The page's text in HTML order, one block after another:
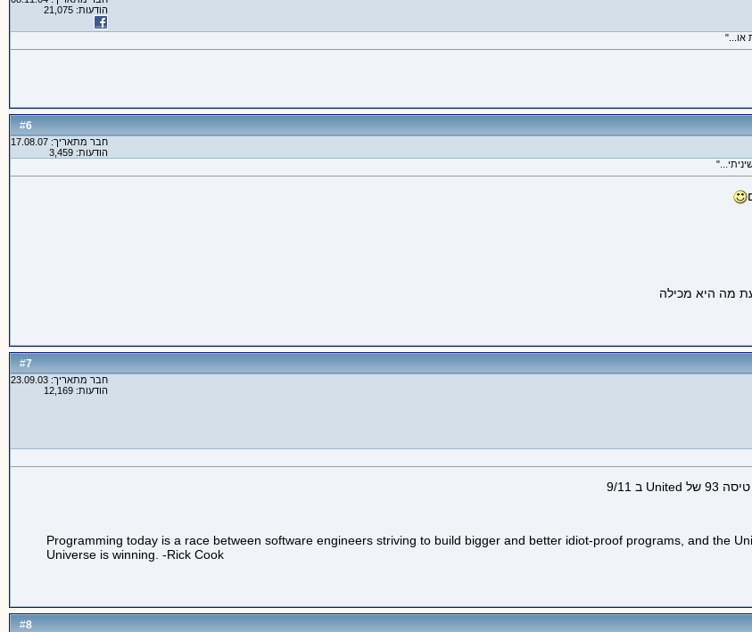
הודעות: 21,075
#
6
חבר מתאריך: 17.08.07
הודעות: 3,459
#
7
חבר מתאריך: 23.09.03
הודעות: 12,169
Programming today is a race between software engineers striving to build bigger and better idiot-proof programs, and the
Universe is winning. -Rick Cook
#
8